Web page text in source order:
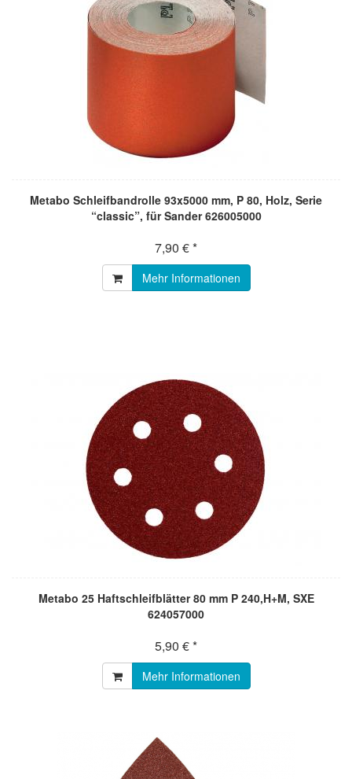
Metabo Schleifbandrolle 93x5000 mm, P 80, Holz, Serie
“classic”, für Sander 626005000
7,90 € *
Mehr Informationen
Metabo 25 Haftschleifblätter 80 mm P 240,H+M, SXE
624057000
5,90 € *
Mehr Informationen